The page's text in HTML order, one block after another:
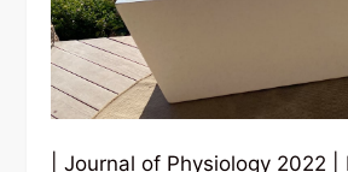
| Journal of Physiology 2022 |